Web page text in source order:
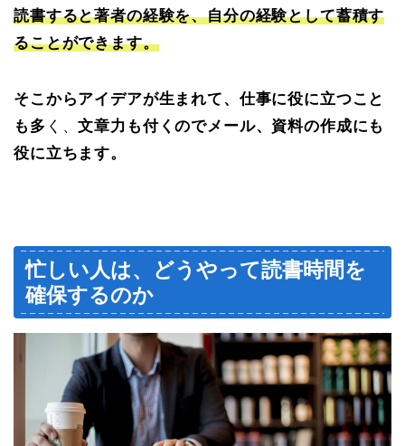
読書すると著者の経験を、自分の経験として蓄積す
ることができます。
そこからアイデアが生まれて、仕事に役に立つこと
も多 く、文章力も付くのでメール、資料の作成にも
役に立ちます。
忙しい人は、どうやって読書時間を
確保するのか